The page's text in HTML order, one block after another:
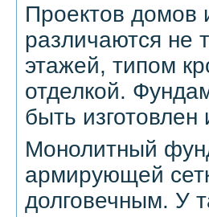
Проектов домов
различаются не
этажей, типом
отделкой.
быть
Монолитный
армирующей
долговечным. У